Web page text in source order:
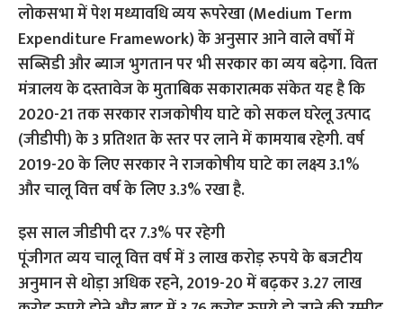
लोकसभा में पेश मध्यावधि व्यय रूपरेखा (Medium Term
Expenditure Framework) के अनुसार आने वाले वर्षों में
सब्सिडी और ब्याज भुगतान पर भी सरकार का व्यय बढ़ेगा. वित्‍त
मंत्रालय के दस्तावेज के मुताबिक सकारात्मक संकेत यह है कि
2020-21 तक सरकार राजकोषीय घाटे को सकल घरेलू उत्पाद
(जीडीपी) के 3 प्रतिशत के स्तर पर लाने में कामयाब रहेगी. वर्ष
2019-20 के लिए सरकार ने राजकोषीय घाटे का लक्ष्य 3.1%
और चालू वित्त वर्ष के लिए 3.3% रखा है.
इस साल जीडीपी दर 7.3% पर रहेगी
पूंजीगत व्यय चालू वित्त वर्ष में 3 लाख करोड़ रुपये के बजटीय
अनुमान से थोड़ा अधिक रहने, 2019-20 में बढ़कर 3.27 लाख